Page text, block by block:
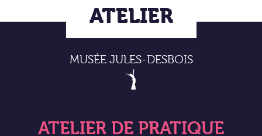
ATELIER
MUSÉE JULES-DESBOIS
ATELIER DE PRATIQUE